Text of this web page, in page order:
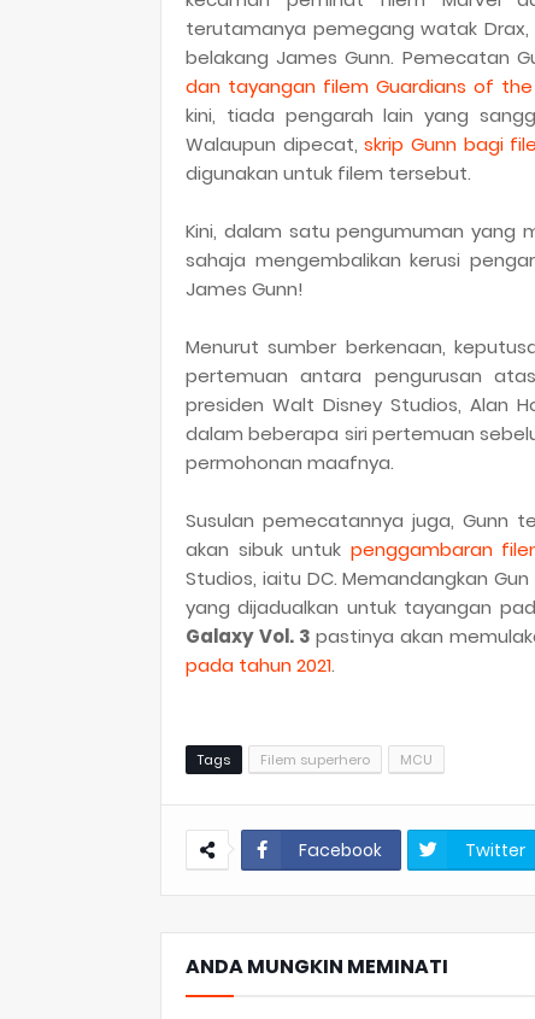
terutamanya pemegang watak
belakang James Gunn. Pemecatan
dan tayangan filem Guardians of
kini, tiada pengarah lain yang
Walaupun dipecat,skrip Gunn bagi
digunakan untuk filem tersebut.
Kini, dalam satu pengumuman yang
sahaja mengembalikan kerusi
James Gunn!
Menurut sumber berkenaan,
pertemuan antara pengurusan
presiden Walt Disney Studios, Alan
dalam beberapa siri pertemuan
permohonan maafnya.
Susulan pemecatannya juga, Gunn
akan sibuk untuk penggambaran
Studios, iaitu DC. Memandangkan
yang dijadualkan untuk tayangan
Galaxy Vol. 3 pastinya akan
pada tahun 2021.
Tags Filem superhero MCU
Facebook Twitter
ANDA MUNGKIN MEMINATI